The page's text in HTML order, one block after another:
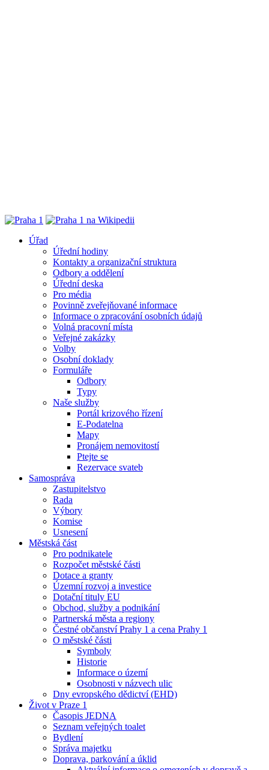
Úřad
Úřední hodiny
Kontakty a organizační struktura
Odbory a oddělení
Úřední deska
Pro média
Povinně zveřejňované informace
Informace o zpracování osobních údajů
Volná pracovní místa
Veřejné zakázky
Volby
Osobní doklady
Formuláře
Odbory
Typy
Naše služby
Portál krizového řízení
E-Podatelna
Mapy
Pronájem nemovitostí
Ptejte se
Rezervace svateb
Samospráva
Zastupitelstvo
Rada
Výbory
Komise
Usnesení
Městská část
Pro podnikatele
Rozpočet městské části
Dotace a granty
Územní rozvoj a investice
Dotační tituly EU
Obchod, služby a podnikání
Partnerská města a regiony
Čestné občanství Prahy 1 a cena Prahy 1
O městské části
Symboly
Historie
Informace o území
Osobnosti v názvech ulic
Dny evropského dědictví (EHD)
Život v Praze 1
Časopis JEDNA
Seznam veřejných toalet
Bydlení
Správa majetku
Doprava, parkování a úklid